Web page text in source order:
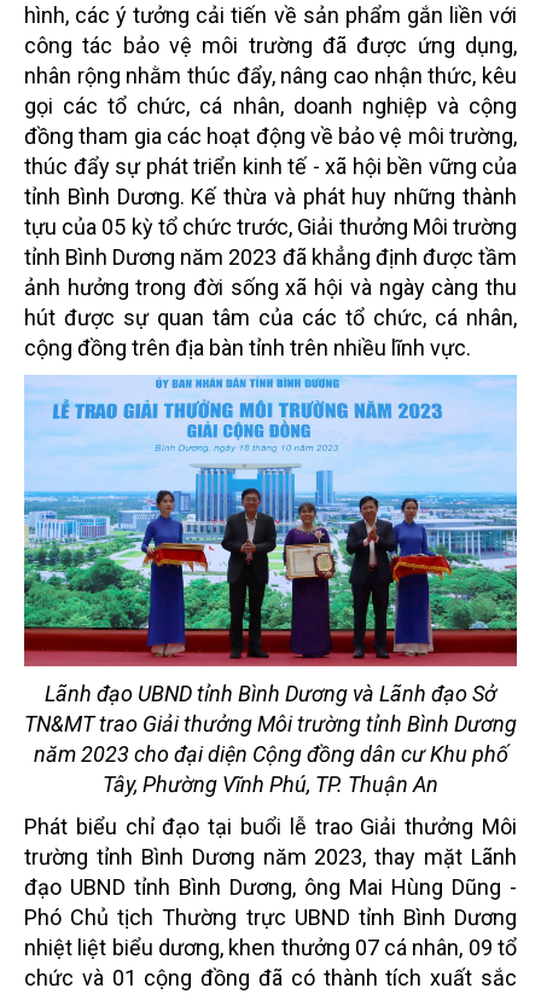
hình, các ý tưởng cải tiến về sản phẩm gắn liền với
công tác bảo vệ môi trường đã được ứng dụng,
nhân rộng nhằm thúc đẩy, nâng cao nhận thức, kêu
gọi các tổ chức, cá nhân, doanh nghiệp và cộng
đồng tham gia các hoạt động về bảo vệ môi trường,
thúc đẩy sự phát triển kinh tế - xã hội bền vững của
tỉnh Bình Dương. Kế thừa và phát huy những thành
tựu của 05 kỳ tổ chức trước, Giải thưởng Môi trường
tỉnh Bình Dương năm 2023 đã khẳng định được tầm
ảnh hưởng trong đời sống xã hội và ngày càng thu
hút được sự quan tâm của các tổ chức, cá nhân,
cộng đồng trên địa bàn tỉnh trên nhiều lĩnh vực.
Lãnh đạo UBND tỉnh Bình Dương và Lãnh đạo Sở
TN&MT trao Giải thưởng Môi trường tỉnh Bình Dương
năm 2023 cho đại diện Cộng đồng dân cư Khu phố
Tây, Phường Vĩnh Phú, TP. Thuận An
Phát biểu chỉ đạo tại buổi lễ trao Giải thưởng Môi
trường tỉnh Bình Dương năm 2023, thay mặt Lãnh
đạo UBND tỉnh Bình Dương, ông Mai Hùng Dũng -
Phó Chủ tịch Thường trực UBND tỉnh Bình Dương
nhiệt liệt biểu dương, khen thưởng 07 cá nhân, 09 tổ
chức và 01 cộng đồng đã có thành tích xuất sắc